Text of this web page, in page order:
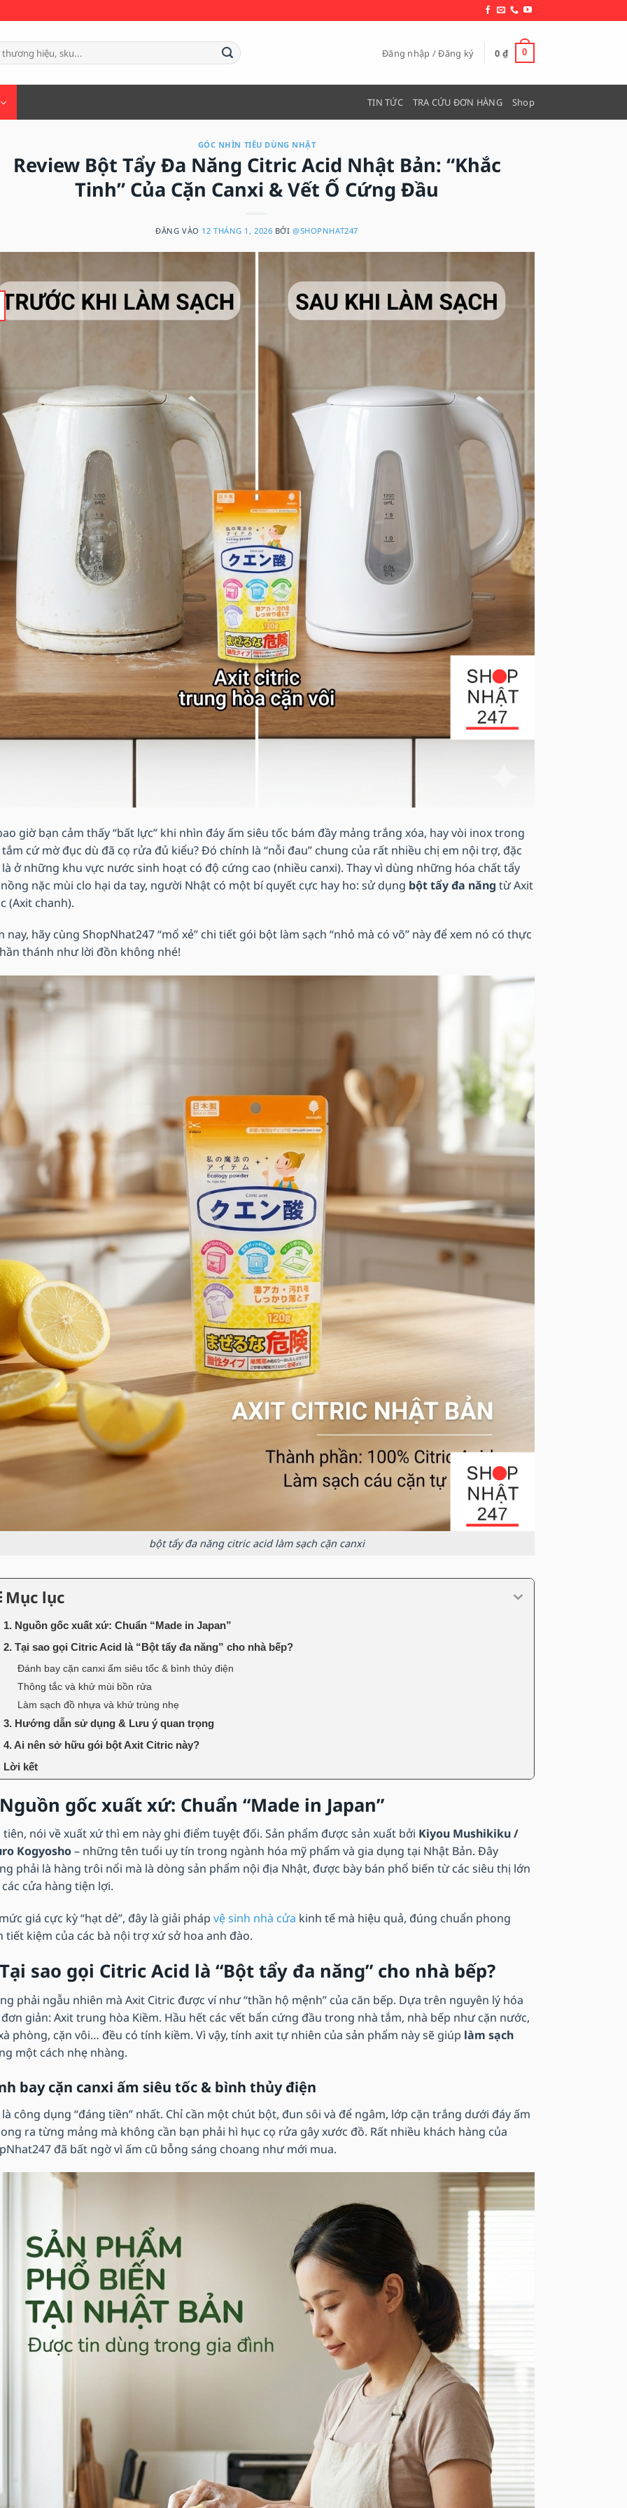
Đăng nhập / Đăng ký 0 ₫ 0
TIN TỨC TRA CỨU ĐƠN HÀNG Shop
GÓC NHÌN TIÊU DÙNG NHẬT
Review Bột Tẩy Đa Năng Citric Acid Nhật Bản: “Khắc
Tinh” Của Cặn Canxi & Vết Ố Cứng Đầu
ĐĂNG VÀO 12 THÁNG 1, 2026 BỞI@SHOPNHAT247
giờ bạn cảm thấy “bất lực” khi nhìn đáy ấm siêu tốc bám đầy mảng trắng xóa, hay vòi inox trong
cứ mờ đục dù đã cọ rửa đủ kiểu? Đó chính là “nỗi đau” chung của rất nhiều chị em nội trợ, đặc
ở những khu vực nước sinh hoạt có độ cứng cao (nhiều canxi). Thay vì dùng những hóa chất tẩy
nặc mùi clo hại da tay, người Nhật có một bí quyết cực hay ho: sử dụng bột tẩy đa năng từ Axit
(Axit chanh).
nay, hãy cùng ShopNhat247 “mổ xẻ” chi tiết gói bột làm sạch “nhỏ mà có võ” này để xem nó có thực
thánh như lời đồn không nhé!
bột tẩy đa năng citric acid làm sạch cặn canxi
Mục lục
1. Nguồn gốc xuất xứ: Chuẩn “Made in Japan”
2. Tại sao gọi Citric Acid là “Bột tẩy đa năng” cho nhà bếp?
Đánh bay cặn canxi ấm siêu tốc & bình thủy điện
Thông tắc và khử mùi bồn rửa
Làm sạch đồ nhựa và khử trùng nhẹ
3. Hướng dẫn sử dụng & Lưu ý quan trọng
4. Ai nên sở hữu gói bột Axit Citric này?
Lời kết
gốc xuất xứ: Chuẩn “Made in Japan”
nói về xuất xứ thì em này ghi điểm tuyệt đối. Sản phẩm được sản xuất bởi Kiyou Mushikiku /
Kogyosho– những tên tuổi uy tín trong ngành hóa mỹ phẩm và gia dụng tại Nhật Bản. Đây
phải là hàng trôi nổi mà là dòng sản phẩm nội địa Nhật, được bày bán phổ biến từ các siêu thị lớn
cửa hàng tiện lợi.
giá cực kỳ “hạt dẻ”, đây là giải pháp vệ sinh nhà cửa kinh tế mà hiệu quả, đúng chuẩn phong
tiết kiệm của các bà nội trợ xứ sở hoa anh đào.
sao gọi Citric Acid là “Bột tẩy đa năng” cho nhà bếp?
phải ngẫu nhiên mà Axit Citric được ví như “thần hộ mệnh” của căn bếp. Dựa trên nguyên lý hóa
giản: Axit trung hòa Kiềm. Hầu hết các vết bẩn cứng đầu trong nhà tắm, nhà bếp như cặn nước,
phòng, cặn vôi… đều có tính kiềm. Vì vậy, tính axit tự nhiên của sản phẩm này sẽ giúp làm sạch
một cách nhẹ nhàng.
bay cặn canxi ấm siêu tốc & bình thủy điện
công dụng “đáng tiền” nhất. Chỉ cần một chút bột, đun sôi và để ngâm, lớp cặn trắng dưới đáy ấm
ra từng mảng mà không cần bạn phải hì hục cọ rửa gây xước đồ. Rất nhiều khách hàng của
đã bất ngờ vì ấm cũ bỗng sáng choang như mới mua.